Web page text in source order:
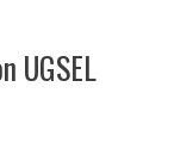
UGSEL